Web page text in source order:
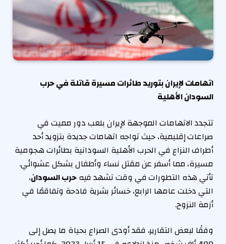
اتهامات لإيران بتوريد طائرات مسيرة قاتلة في حرب
السودان الأهلية
تتجدد الاتهامات الموجهة لإيران بلعب دور مميت في
صراعات إقليمية، حيث تواجه اتهامات جديدة بتزويد أحد
أطراف النزاع في الحرب الأهلية السودانية بطائرات هجومية
مسيرة، مما أسفر عن مقتل نساء وأطفال بشكل عشوائي.
تأتي هذه التطورات في وقت تشهد فيهحرب السودان،
التي دخلت عامها الرابع، خسائر بشرية فادحة وتفاقمًا في
أزمة النزوح.
وفقًا لبعض التقارير، فقد أودى الصراع بحياة ما يصل إلى